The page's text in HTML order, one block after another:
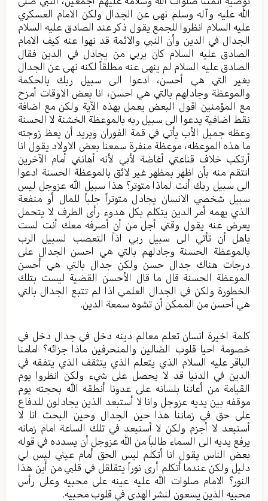
الله عليه وآله وسلم نهى عن الجدال ولكن الامام العسكري
عليه السلام انظروا للجمع يقول ذكر عند الصادق عليه السلام
الجدال في الدين وأن النبي والائمة قد نهوا عنه كيف الامام
الصادق عليه السلام كان يربي من يجادل في الدين فقال
الصادق عليه السلام لم ينهى عنه مطلقاً لكنه نهى عن الجدال
بغير التي هي أحسن، ادعوا الى سبيل ربك بالحكمة
والموعظة وجادلهم بالتي هي احسن، انا بعض الاوقات أمزح
مع المؤمنين اقول البعض يعمل بهذه الآية ولكن مع اضافة
نقط اضافية يدعوا الى سبيل ربه بالموعظة الخشنة لا الحسنة
وعظه جميل الأب يأتي في قمة الفوران ويريد أن يعظ زوجته
ما هذه الموعظه، موعظة منفرة سمعنا بعض الاولاد يقول انا
أرتكب خلاف قناعتي أغاضة لأبي لأنه أهانني أمام الآخرين
انتقم منه بأن اظهر بمظهر غير لائق بالموعظة الحسنة ادعوا
الى سبيل ربك أنت لماذا متوتر؟ هذا سبيل الله عزوجل ليس
سبيل شخصي الانسان يجادل متوتراً جلباً للمال أو منفعة
الذي يهمه أمر الدين يتكلم بكل هدوء رأى الطرف لا يتحمل
يعرض عنه يقول وقتي أجل من أن أصرفه معك أنت لست
باهل أن تأتي الى سبيل ربي اذاً التعصب لسبيل الرب
بالموعظة الحسنة وجادلهم بالتي هي احسن الجدال على
درجات هناك جدال حسن ولكن جدال بالتي هي أحسن
الموعظة الحسنة قال ما قال الأحسن القضية ليست بتلك
الخطورة ولكن في الجدال العلمي اذا لم تتبع الجدال بالتي
هي أحسن من الممكن أن تشوه سمعة الدين.
كلمة اخيرة انسان تعلم معالم دينه دخل في جدال دخل في
خصومة احيا قلوب الضالين والمنحرفين ماذا جزائه؟ امامنا
الباقر عليه السلام الذي يتعلم الذي يتثقف الذي يتفقه في
الدين في الدنيا قد لا يحصل على شيء ولكن انظروا يوم
القيامة من أعاننا بلسانه على عدونا أنطقه الله بحجته يوم
موقفه بين يديه عزوجل وانا لا أستبعد الذين يجادلون للدفاع
على حق في زماننا هذا حين الجدال وحين البحث انا لا
أستبعد لا أجزم ولكن لا أستبعد في تلك الساعة امام زمانه
يرفع يديه الى السماء طالباً من الله عزوجل أن يسدده في قوله
بعض الناس يقول انا أتكلم ليس الحق أمام عيني ليس لي
دليل ولكن عندما أتكلم أرى نوراً يتقلقل في قلبي من أين هذا
النور؟ الامام صلوات الله عليه عينه على محبيه وعلى رأس
محبيه الذين يسعون لنشر الهدى في قلوب محبيه.